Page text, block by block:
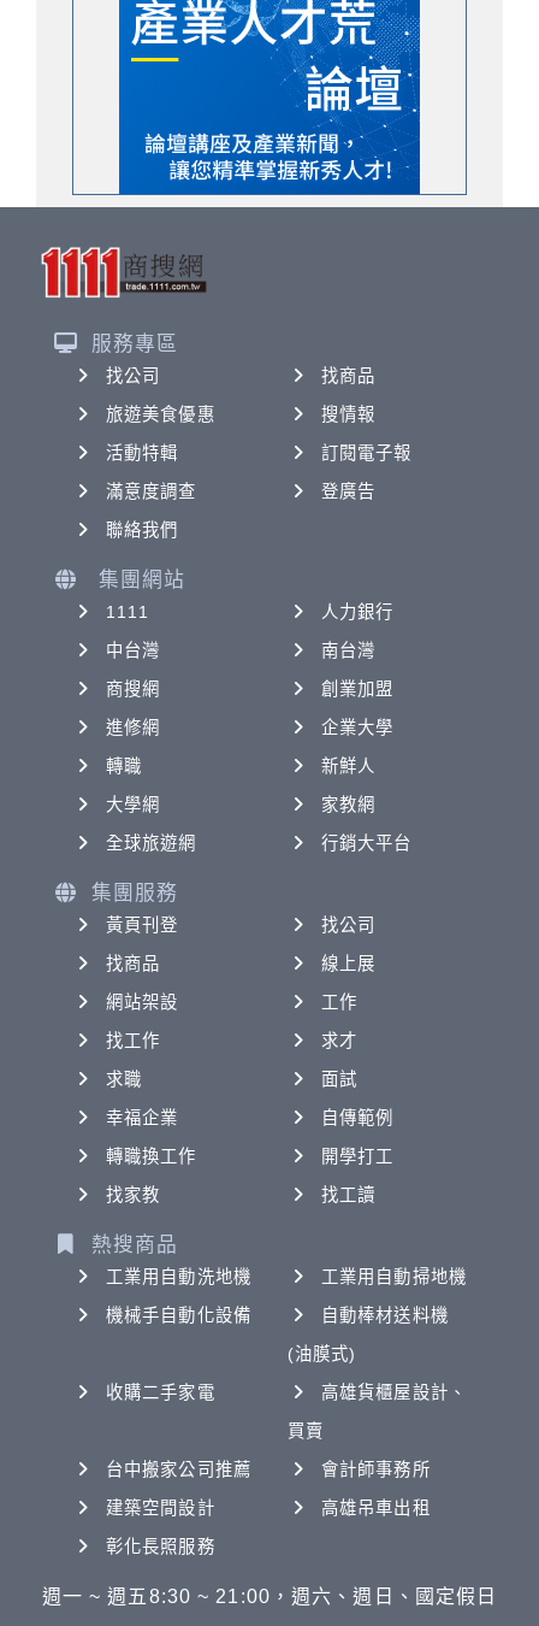
服務專區
找公司
找商品
旅遊美食優惠
搜情報
活動特輯
訂閱電子報
滿意度調查
登廣告
聯絡我們
集團網站
1111
人力銀行
中台灣
南台灣
商搜網
創業加盟
進修網
企業大學
轉職
新鮮人
大學網
家教網
全球旅遊網
行銷大平台
集團服務
黃頁刊登
找公司
找商品
線上展
網站架設
工作
找工作
求才
求職
面試
幸福企業
自傳範例
轉職換工作
開學打工
找家教
找工讀
熱搜商品
工業用自動洗地機
工業用自動掃地機
機械手自動化設備
自動棒材送料機
(油膜式)
收購二手家電
高雄貨櫃屋設計、
買賣
台中搬家公司推薦
會計師事務所
建築空間設計
高雄吊車出租
彰化長照服務
週一 ~ 週五8:30 ~ 21:00，週六、週日、國定假日